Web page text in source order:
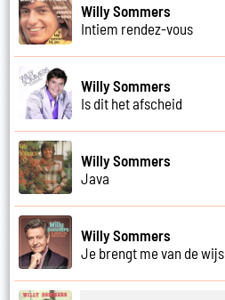
Willy Sommers
Intiem rendez-vous
Willy Sommers
Is dit het afscheid
Willy Sommers
Java
Willy Sommers
Je brengt me van de wijs